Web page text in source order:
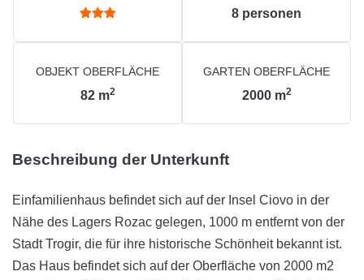
8 personen
OBJEKT OBERFLÄCHE
82 m2
GARTEN OBERFLÄCHE
2000 m2
Beschreibung der Unterkunft
Einfamilienhaus befindet sich auf der Insel Ciovo in der
Nähe des Lagers Rozac gelegen, 1000 m entfernt von der
Stadt Trogir, die für ihre historische Schönheit bekannt ist.
Das Haus befindet sich auf der Oberfläche von 2000 m2